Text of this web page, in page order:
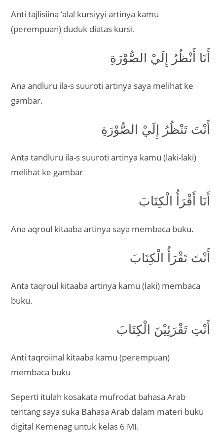
Anti tajlisiina ‘alal kursiyyi artinya kamu
(perempuan) duduk diatas kursi.
أَنَا أَنْظُرُ إِلَيْ الصُّوْرَةِ
Ana andluru ila-s suuroti artinya saya melihat ke
gambar.
أَنْتَ تَنْظُرُ إِلَيْ الصُّوْرَةِ
Anta tandluru ila-s suuroti artinya kamu (laki-laki)
melihat ke gambar
أَنَا أَقْرَأُ الْكِتَابَ
Ana aqroul kitaaba artinya saya membaca buku.
أَنْتَ تَقْرَأُ الْكِتَابَ
Anta taqroul kitaaba artinya kamu (laki) membaca
buku.
أَنْتِ تَقْرَئِيْنَ الْكِتَابَ
Anti taqroiinal kitaaba kamu (perempuan)
membaca buku
Seperti itulah kosakata mufrodat bahasa Arab
tentang saya suka Bahasa Arab dalam materi buku
digital Kemenag untuk kelas 6 MI.